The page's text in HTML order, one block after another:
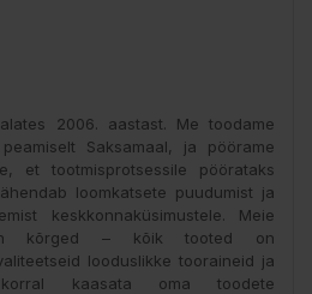
2006. aastast. Me toodame
Saksamaal, ja pöörame
et tootmisprotsessile pöörataks
loomkatsete puudumist ja
keskkonnaküsimustele. Meie
on kõrged – kõik tooted on
looduslikke tooraineid ja
kaasata oma toodete